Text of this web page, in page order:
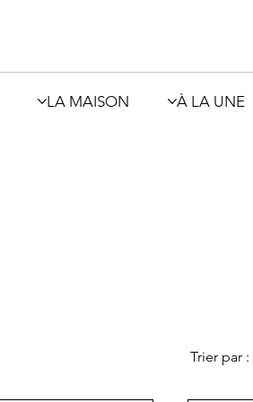
LA MAISON À LA UNE
Trier par :